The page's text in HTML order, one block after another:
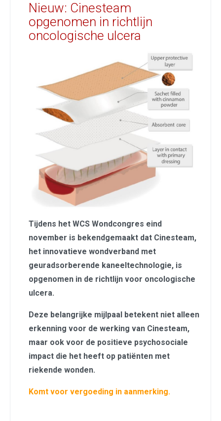
Nieuw: Cinesteam
opgenomen in richtlijn
oncologische ulcera
Tijdens het WCS Wondcongres eind
november is bekendgemaakt dat Cinesteam,
het innovatieve wondverband met
geuradsorberende kaneeltechnologie, is
opgenomen in de richtlijn voor oncologische
ulcera.
Deze belangrijke mijlpaal betekent niet alleen
erkenning voor de werking van Cinesteam,
maar ook voor de positieve psychosociale
impact die het heeft op patiënten met
riekende wonden.
Komt voor vergoeding in aanmerking.